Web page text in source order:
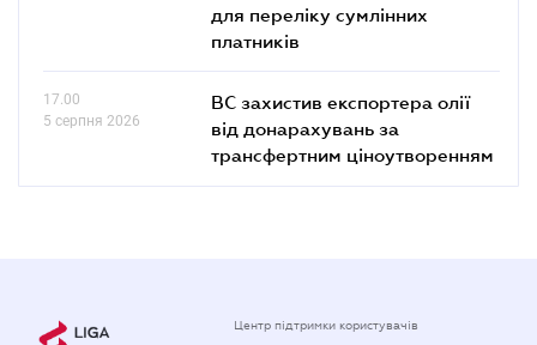
для переліку сумлінних
платників
17.00
5 серпня 2026
ВС захистив експортера олії
від донарахувань за
трансфертним ціноутворенням
Центр підтримки користувачів